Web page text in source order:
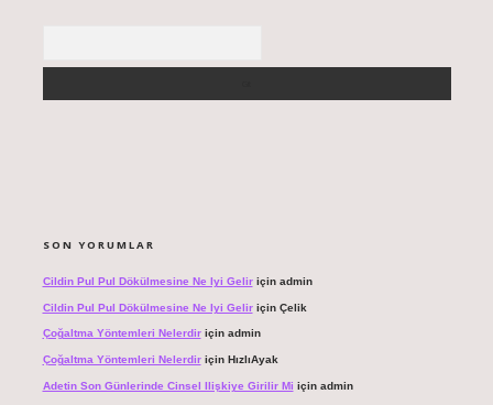
SON YORUMLAR
Cildin Pul Pul Dökülmesine Ne Iyi Geliriçin admin
Cildin Pul Pul Dökülmesine Ne Iyi Geliriçin Çelik
Çoğaltma Yöntemleri Nelerdiriçin admin
Çoğaltma Yöntemleri Nelerdiriçin HızlıAyak
Adetin Son Günlerinde Cinsel Ilişkiye Girilir Mi için admin